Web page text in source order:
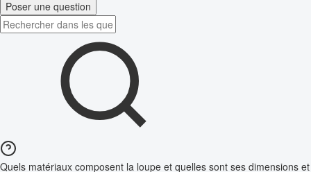
Poser une question
Quels matériaux composent la loupe et quelles sont ses dimensions et